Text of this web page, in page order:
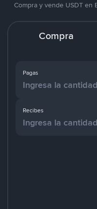
Compra y vende USDT en
Compra
Pagas
Recibes